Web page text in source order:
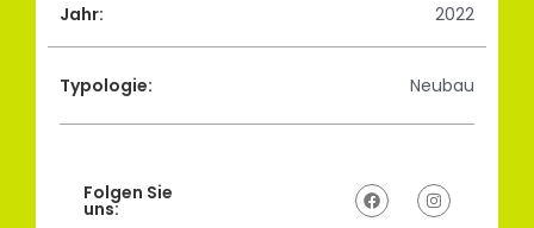
Jahr: 2022
Typologie: Neubau
Folgen Sie
uns: